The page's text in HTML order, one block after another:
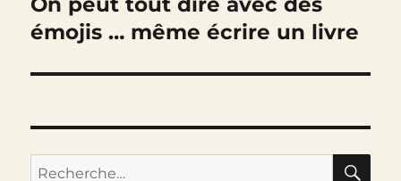
Publication
suivante :
émojis … même écrire un livre
Recherche